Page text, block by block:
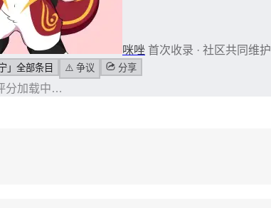
咪唑 首次收录 · 社区共同维护
」全部条目 ⚠️ 争议 分享
分加载中…